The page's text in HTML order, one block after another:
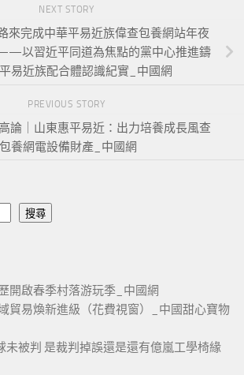
NEXT STORY
來完成中華平易近族偉查包養網站年夜
以習近平同道為焦點的黨中心推進鑄
易近族配合體認識紀實_中國網
PREVIOUS STORY
論｜山東惠平易近：出力培養成長風查
包養網電設備財產_中國網
搜尋
開啟春季村落游玩季_中國網
貿易煥新進級（花費視窗）_中國甜心寶物
未被判 是裁判掉誤還是還有億嵐工學椅緣